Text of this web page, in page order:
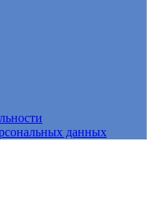
данных